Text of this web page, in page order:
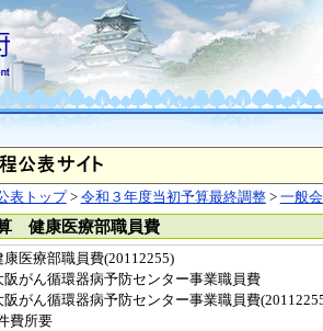
表トップ> 令和３年度当初予算最終調整> 一般
健康医療部職員費
康医療部職員費(20112255)
阪がん循環器病予防センター事業職員費
阪がん循環器病予防センター事業職員費
費所要